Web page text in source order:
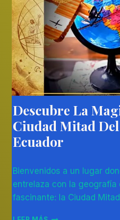
COTOPAXI
EN
ECUADOR
AMÉRICA
DEL
SUR
OTROS
Descubre La
Ciudad Mitad
Ecuador
Diego
Otálvaro
Bienvenidos a un lugar
entrelaza con la geografía
fascinante: la Ciudad
DESCUBRE